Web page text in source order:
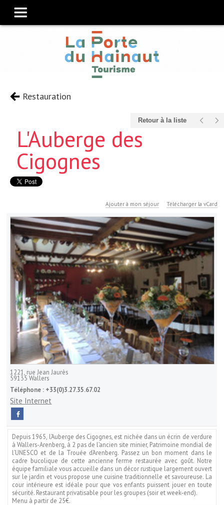
Restauration
Retour à la liste
L'Auberge des
Cigognes
Ajouter à mon séjour Télécharger la vCard
1221, rue Jean Jaurès
59135Wallers
Téléphone : +33(0)3.27.35.67.02
Site Internet
Depuis 1965, l’Auberge des Cigognes, est nichée dans un écrin de verdure
à Wallers-Arenberg, à 2 pas de l’ancien site minier, Patrimoine mondial de
l’UNESCO et de la Trouée d’Arenberg. Passez un bon moment dans le
cadre bucolique de cette ancienne ferme restaurée avec goût. Notre
équipe familiale vous accueille dans un décor rustique largement ouvert
sur le jardin et vous propose une cuisine traditionnelle et savoureuse. La
cour intérieure est idéale pour que vos enfants puissent jouer en toute
sécurité. Restaurant privatisable pour les groupes (soir et week-end).
Menu à partir de 25€.